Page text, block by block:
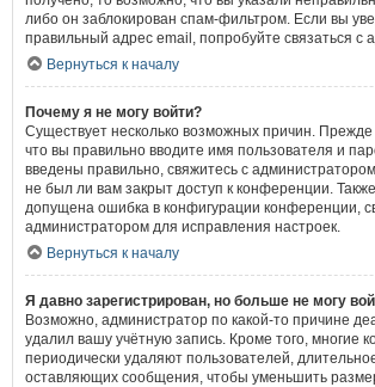
либо он заблокирован спам-фильтром. Если вы
правильный адрес email, попробуйте связаться с
Вернуться к началу
Почему я не могу войти?
Существует несколько возможных причин. Прежде
что вы правильно вводите имя пользователя и
введены правильно, свяжитесь с
не был ли вам закрыт доступ к конференции.
допущена ошибка в конфигурации конференции,
администратором для исправления настроек.
Вернуться к началу
Я давно зарегистрирован, но больше не могу
Возможно, администратор по какой-то причине
удалил вашу учётную запись. Кроме того, многие
периодически удаляют пользователей,
оставляющих сообщения, чтобы уменьшить